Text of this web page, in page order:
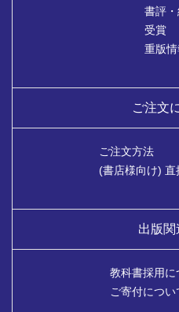
書評
受賞
重版情
ご注文
ご注文方法
(書店様向け)
出版関
教科書採用に
ご寄付につい